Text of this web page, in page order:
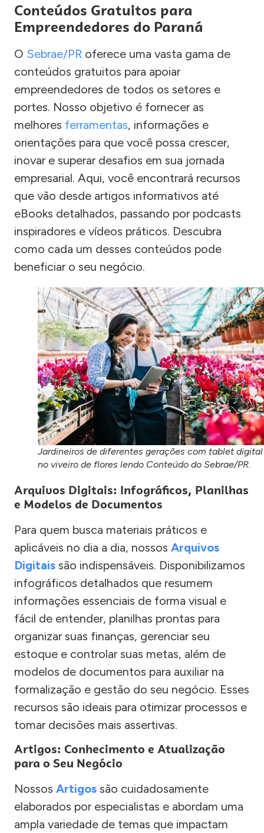
Conteúdos Gratuitos para
Empreendedores do Paraná
O Sebrae/PR oferece uma vasta gama de
conteúdos gratuitos para apoiar
empreendedores de todos os setores e
portes. Nosso objetivo é fornecer as
melhores ferramentas, informações e
orientações para que você possa crescer,
inovar e superar desafios em sua jornada
empresarial. Aqui, você encontrará recursos
que vão desde artigos informativos até
eBooks detalhados, passando por podcasts
inspiradores e vídeos práticos. Descubra
como cada um desses conteúdos pode
beneficiar o seu negócio.
Jardineiros de diferentes gerações com tablet digital
no viveiro de flores lendo Conteúdo do Sebrae/PR.
Arquivos Digitais: Infográficos, Planilhas
e Modelos de Documentos
Para quem busca materiais práticos e
aplicáveis no dia a dia, nossos Arquivos
Digitais são indispensáveis. Disponibilizamos
infográficos detalhados que resumem
informações essenciais de forma visual e
fácil de entender, planilhas prontas para
organizar suas finanças, gerenciar seu
estoque e controlar suas metas, além de
modelos de documentos para auxiliar na
formalização e gestão do seu negócio. Esses
recursos são ideais para otimizar processos e
tomar decisões mais assertivas.
Artigos: Conhecimento e Atualização
para o Seu Negócio
Nossos Artigos são cuidadosamente
elaborados por especialistas e abordam uma
ampla variedade de temas que impactam